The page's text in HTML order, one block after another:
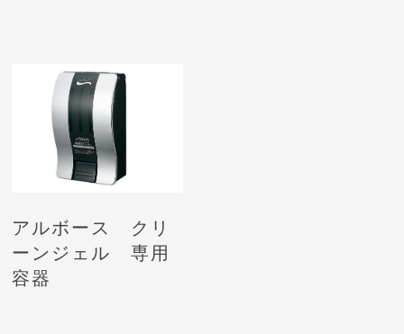
アルボース クリ
ーンジェル 専用
容器